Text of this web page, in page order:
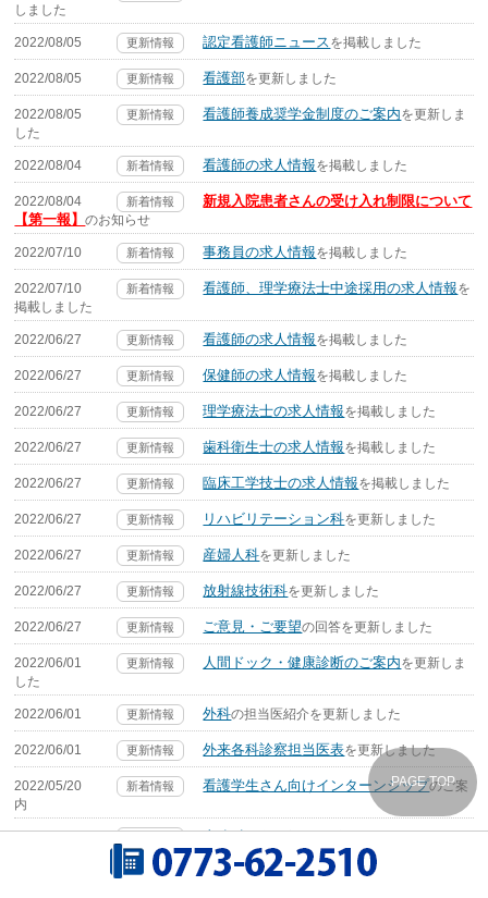
しました
2022/08/05 更新情報 認定看護師ニュース を掲載しました
2022/08/05 更新情報 看護部を更新しました
2022/08/05 更新情報 看護師養成奨学金制度のご案内を更新しま
した
2022/08/04 新着情報 看護師の求人情報を掲載しました
2022/08/04 新着情報
新規入院患者さんの受け入れ制限について
【第一報】のお知らせ
2022/07/10 新着情報 事務員の求人情報を掲載しました
2022/07/10 新着情報 看護師、理学療法士中途採用の求人情報を
掲載しました
2022/06/27 更新情報 看護師の求人情報を掲載しました
2022/06/27 更新情報 保健師の求人情報を掲載しました
2022/06/27 更新情報 理学療法士の求人情報を掲載しました
2022/06/27 更新情報 歯科衛生士の求人情報を掲載しました
2022/06/27 更新情報 臨床工学技士の求人情報を掲載しました
2022/06/27 更新情報 リハビリテーション科を更新しました
2022/06/27 更新情報 産婦人科を更新しました
2022/06/27 更新情報 放射線技術科を更新しました
2022/06/27 更新情報 ご意見・ご要望の回答を更新しました
2022/06/01 更新情報 人間ドック・健康診断のご案内を更新しま
した
2022/06/01 更新情報 外科の担当医紹介を更新しました
2022/06/01 更新情報 外来各科診察担当医表を更新しました
2022/05/20 新着情報 看護学生さん向けインターンシップのご案
内
2022/05/20 麻酔科の麻酔実績を更新しました
更新情報 施設認定を更新しました
PAGE TOP